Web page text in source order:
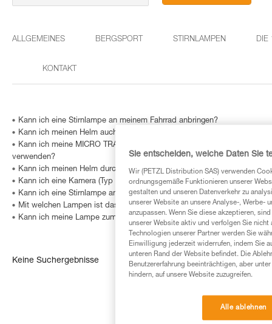
ALLGEMEINES BERGSPORT STIRNLAMPEN DIE
KONTAKT
Kann ich eine Stirnlampe an meinem Fahrrad anbringen?
Kann ich meinen Helm auch für andere Sportarten wie Fahrradfahren,
Kann ich meine MICRO TRAXION- oder NANO TRAXION-Umlenkrolle
verwenden?
Kann ich meinen Helm durchbohren, um eine Stirnlampe oder ein
Kann ich eine Kamera (Typ GoPro) an meinem Helm anbringen?
Kann ich eine Stirnlampe an meinem Helm anbringen?
Mit welchen Lampen ist das HELMET ADAPT kompatibel?
Kann ich meine Lampe zum Radfahren auf der Straße benutzen?
Keine Suchergebnisse
Sie entscheiden, welche Daten Sie
Wir (PETZL Distribution SAS) verwenden
ordnungsgemäße Funktionieren unserer
gestalten und unseren Datenverkehr zu
unserer Website an unsere Analyse-, Werbe-
anzupassen. Wenn Sie diese akzeptieren,
unserer Website aktiv und verfolgen Sie
Technologien unserer Partner werden Sie
Einwilligung jederzeit widerrufen, indem Sie
unteren Rand der Website befindet. Die
Benutzererfahrung beeinträchtigen, aber
hindern, auf unsere Website zuzugreifen.
Alle ablehnen